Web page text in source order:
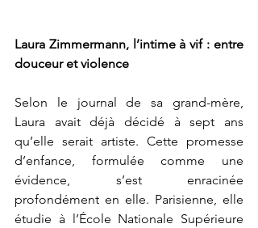
Laura Zimmermann, l’intime à vif : entre
douceur et violence
Selon le journal de sa grand-mère,
Laura avait déjà décidé à sept ans
qu’elle serait artiste. Cette promesse
d’enfance, formulée comme une
évidence, s’est enracinée
profondément en elle. Parisienne, elle
étudie à l’École Nationale Supérieure